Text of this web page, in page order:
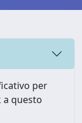
per
a questo